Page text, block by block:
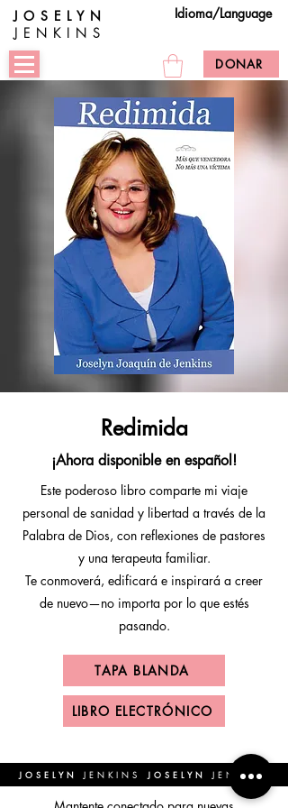
JOSELYN
JENKINS
Idioma/Language
DONAR
Redimida
¡Ahora disponible en español!
Este poderoso libro comparte mi viaje
personal de sanidad y libertad a través de la
Palabra de Dios, con reflexiones de pastores
y una terapeuta familiar.
Te conmoverá, edificará e inspirará a creer
de nuevo—no importa por lo que estés
pasando.
TAPA BLANDA
LIBRO ELECTRÓNICO
JOSELYNJENKINSJOSELYN JENKINS